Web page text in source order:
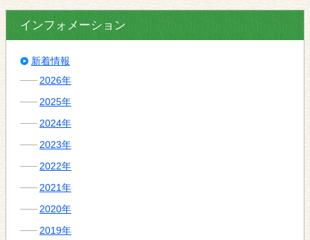
インフォメーション
新着情報
2026年
2025年
2024年
2023年
2022年
2021年
2020年
2019年